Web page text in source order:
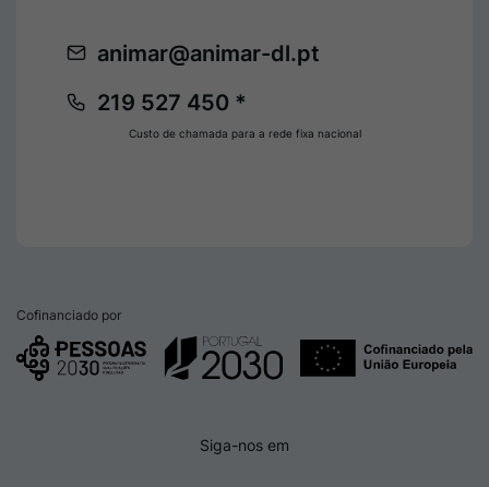
219 527 450 *
animar@animar-dl.pt
Custo de chamada para a rede fixa nacional
Cofinanciado por
Siga-nos em